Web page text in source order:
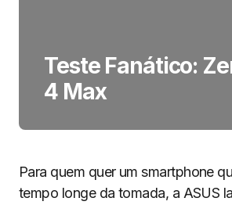
Teste Fanático:
4 Max
Para quem quer um smartphone
tempo longe da tomada, a ASUS